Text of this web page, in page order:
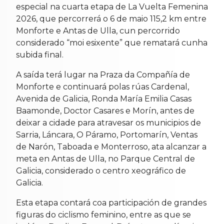
especial na cuarta etapa de La Vuelta Femenina
2026, que percorrerá o 6 de maio 115,2 km entre
Monforte e Antas de Ulla, cun percorrido
considerado “moi esixente” que rematará cunha
subida final.
A saída terá lugar na Praza da Compañía de
Monforte e continuará polas rúas Cardenal,
Avenida de Galicia, Ronda María Emilia Casas
Baamonde, Doctor Casares e Morín, antes de
deixar a cidade para atravesar os municipios de
Sarria, Láncara, O Páramo, Portomarín, Ventas
de Narón, Taboada e Monterroso, ata alcanzar a
meta en Antas de Ulla, no Parque Central de
Galicia, considerado o centro xeográfico de
Galicia.
Esta etapa contará coa participación de grandes
figuras do ciclismo feminino, entre as que se